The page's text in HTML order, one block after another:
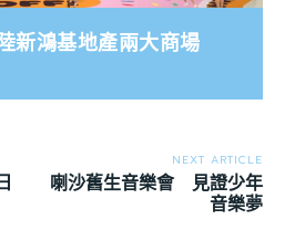
新鴻基地產兩大商場
NEXT ARTICLE
喇沙舊生音樂會 見證少年
音樂夢